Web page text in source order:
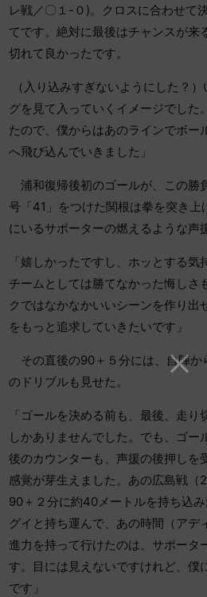
レ戦／〇１-０)。クロスに合わせて
てです。絶対に最後はチャンスが来
切れて良かったです。
（入り込みすぎないようにした？
グを見て入っていくイメージでした
たので、僕からはあのラインでボー
へ飛び込んでいきました」
浦和復帰後初のゴールが、この勝
号「41」をつけた関根は拳を突き上
にいるサポーターの燃えるような
「嬉しかったですし、ホッとする気
チームとしては勝てなかった悔しさ
クではなかなかいいシーンを作り出
をもっと追求していきたいです」
その直後の90＋５分には、自陣か
のドリブルも見せた。
「ゴールを決める前も、最後、走
しかありませんでした。でも、ゴー
後のカウンターも、声援の後押しを
感覚が芽生えました。あの広島戦（
90＋２分に約40メートルを持ち込
グイと持ち運んで、あの時間（アデ
進力を持って行けたのは、サポータ
す。目には見えないですけれど、僕
です」